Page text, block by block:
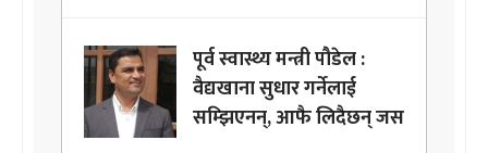
पूर्व स्वास्थ्य मन्त्री पौडेल :
वैद्यखाना सुधार गर्नेलाई
सम्झिएनन्, आफै लिदैछन् जस